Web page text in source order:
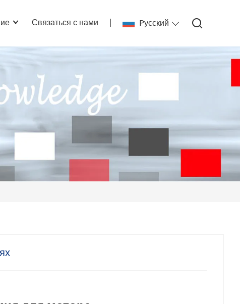
Pусский
Связаться с нами